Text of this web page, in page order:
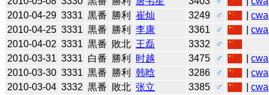
2010-04-29 3331 黒番 勝利 崔灿 3249 ♂ |cwa
2010-04-25 3331 黒番 勝利 李康 3361 ♂ |cwa
2010-04-02 3331 黒番 敗北 王磊 3332
♂
2010-03-31 3331 白番 勝利 时越 3475 ♂ |cwa
2010-03-30 3331 黒番 勝利 韩晗 3286 ♂ |cwa
2010-03-04 3332 黒番 敗北 张立 3385 ♂ |cwa